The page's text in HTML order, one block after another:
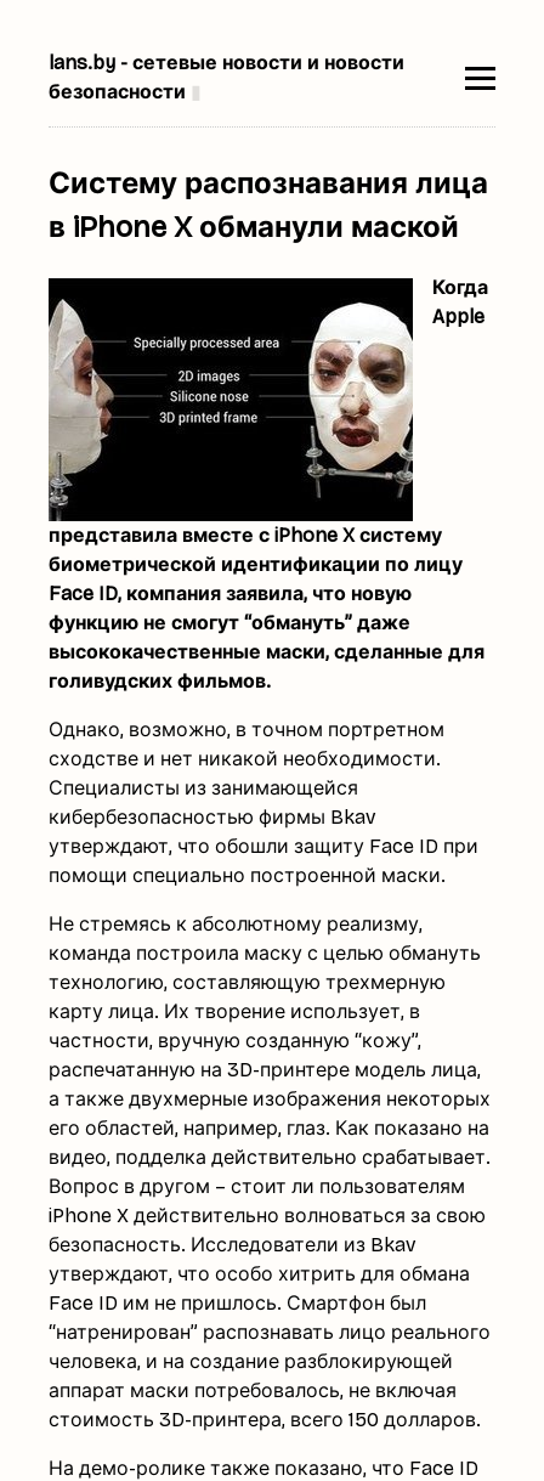
lans.by - сетевые новости и новости
безопасности ▮
Систему распознавания лица
в iPhone X обманули маской
Когда
Apple
представила вместе с iPhone X систему
биометрической идентификации по лицу
Face ID, компания заявила, что новую
функцию не смогут “обмануть” даже
высококачественные маски, сделанные для
голивудских фильмов.
Однако, возможно, в точном портретном
сходстве и нет никакой необходимости.
Специалисты из занимающейся
кибербезопасностью фирмы Bkav
утверждают, что обошли защиту Face ID при
помощи специально построенной маски.
Не стремясь к абсолютному реализму,
команда построила маску с целью обмануть
технологию, составляющую трехмерную
карту лица. Их творение использует, в
частности, вручную созданную “кожу”,
распечатанную на 3D-принтере модель лица,
а также двухмерные изображения некоторых
его областей, например, глаз. Как показано на
видео, подделка действительно срабатывает.
Вопрос в другом – стоит ли пользователям
iPhone X действительно волноваться за свою
безопасность. Исследователи из Bkav
утверждают, что особо хитрить для обмана
Face ID им не пришлось. Смартфон был
“натренирован” распознавать лицо реального
человека, и на создание разблокирующей
аппарат маски потребовалось, не включая
стоимость 3D-принтера, всего 150 долларов.
На демо-ролике также показано, что Face ID